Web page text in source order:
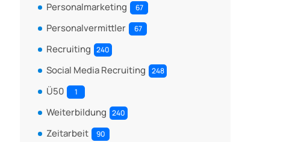
Personalmarketing 67
Personalvermittler 67
Recruiting 240
Social Media Recruiting 248
Ü50 1
Weiterbildung 240
Zeitarbeit 90